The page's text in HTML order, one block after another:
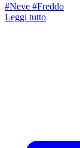
Ionio, dove
depressionaria: il
#Neve #Freddo
Leggi tutto